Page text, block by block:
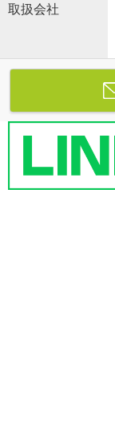
取扱会社